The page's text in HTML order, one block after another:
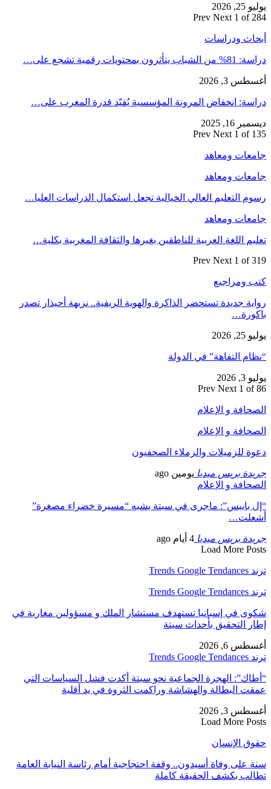
يوليو 25, 2026
Prev Next 1 of 284
أبحاث ودراسات
دراسة: 81% من الشباب يتأثرون بمحتويات رقمية تشجع على…
أغسطس 3, 2026
دراسة: انخفاض المرونة المؤسسية يُقيّد قدرة المغرب على…
ديسمبر 16, 2025
Prev Next 1 of 135
جامعات ومعاهد
جامعات ومعاهد
رسوم التعليم العالي الخيالية تجعل استكمال الدراسات العليا…
جامعات ومعاهد
تعليم اللغة العربية للناطقين بغيرها والثقافة المغربية بكلية…
Prev Next 1 of 319
كتب ومراجيع
رواية جديدة تستحضر الذاكرة والهوية الريفية.. نزيهة أحيذار تصدر
باكورة…
يوليو 25, 2026
“نظام التفاهة” في الدولة
يوليو 3, 2026
Prev Next 1 of 86
الصحافة و الإعلام
الصحافة و الإعلام
دعوة للزميلات والزملاء الصحفيون
جريدة بريس ميديا يومين ago
الصحافة و الإعلام
“إل باييس”: ماجرى في سبتة يشبه “مسيرة خضراء مصغرة”
أشعلت…
جريدة بريس ميديا 4 أيام ago
Load More Posts
ترند Trends Google Tendances
ترند Trends Google Tendances
شكوى في إسبانيا تستهدف مستشار الملك و مسؤولين مغاربة في
إطار التحقيق بأحداث سبتة
أغسطس 6, 2026
ترند Trends Google Tendances
“أطاك”: الهجرة الجماعية نحو سبتة أكدت فشل السياسات التي
عمقت البطالة والهشاشة وراكمت الثروة في يد أقلية
أغسطس 3, 2026
Load More Posts
حقوق الإنسان
سنة على وفاة أسيدون.. وقفة احتجاجية أمام رئاسة النيابة العامة
تطالب بكشف الحقيقة كاملة